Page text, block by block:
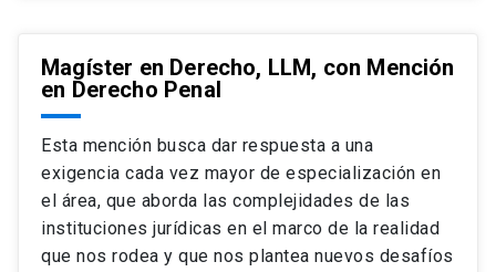
Magíster en Derecho, LLM, con Mención
en Derecho Penal
Esta mención busca dar respuesta a una
exigencia cada vez mayor de especialización en
el área, que aborda las complejidades de las
instituciones jurídicas en el marco de la realidad
que nos rodea y que nos plantea nuevos desafíos